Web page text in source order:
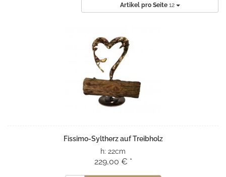
Artikel pro Seite 12
Fissimo-Syltherz auf Treibholz
h: 22cm
229,00 € *